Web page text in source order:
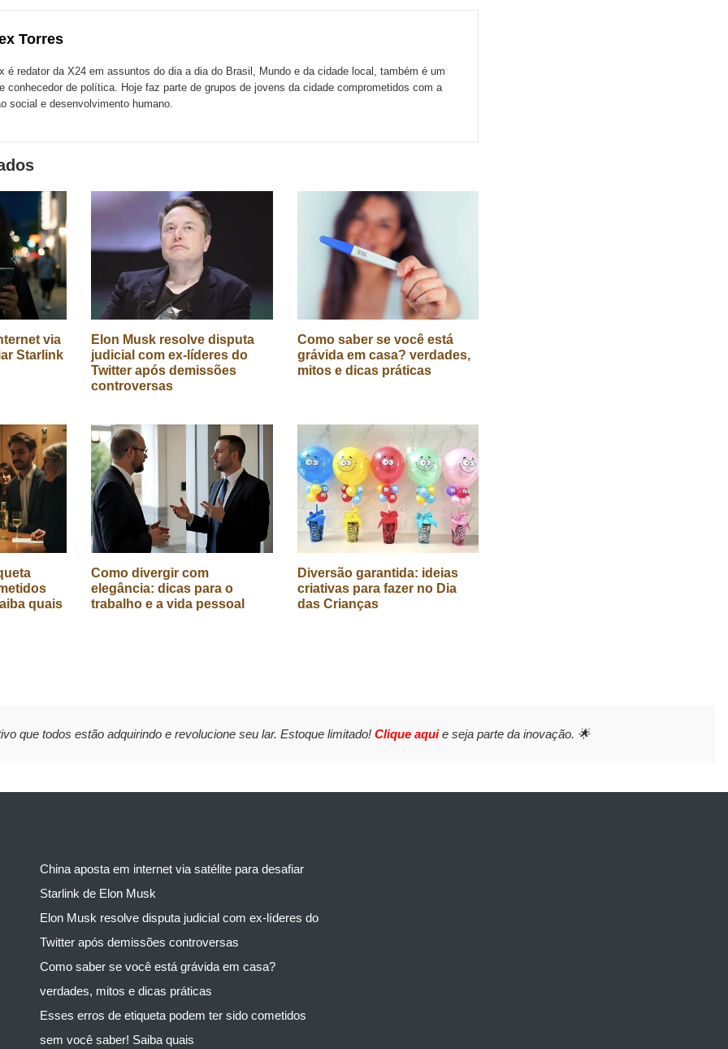
Torres
é redator da X24 em assuntos do dia a dia do Brasil, Mundo e da cidade local, também é um
conhecedor de política. Hoje faz parte de grupos de jovens da cidade comprometidos com a
social e desenvolvimento humano.
via
Starlink
Elon Musk resolve disputa
judicial com ex-líderes do
Twitter após demissões
controversas
Como saber se você está
grávida em casa? verdades,
mitos e dicas práticas
quais
Como divergir com
elegância: dicas para o
trabalho e a vida pessoal
Diversão garantida: ideias
criativas para fazer no Dia
das Crianças
que todos estão adquirindo e revolucione seu lar. Estoque limitado! Clique aquie seja parte da inovação. 🌟
China aposta em internet via satélite para desafiar
Starlink de Elon Musk
Elon Musk resolve disputa judicial com ex-líderes do
Twitter após demissões controversas
Como saber se você está grávida em casa?
verdades, mitos e dicas práticas
Esses erros de etiqueta podem ter sido cometidos
sem você saber! Saiba quais